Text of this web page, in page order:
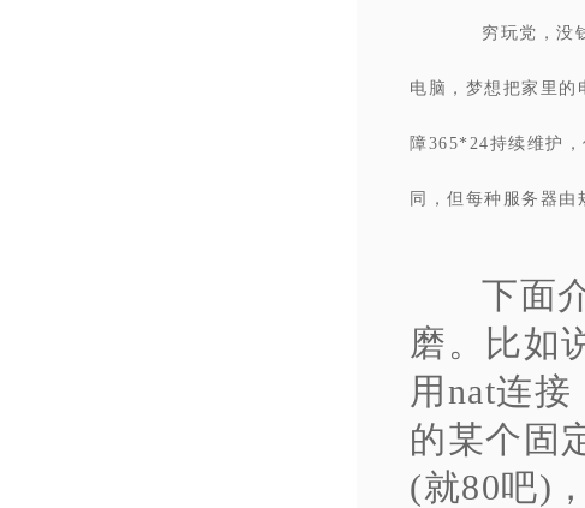
穷玩党，没
电脑，梦想把家里的
障365*24持续维护
同，但每种服务器由
下面
磨。比如
用nat连
的某个固
(就80吧)